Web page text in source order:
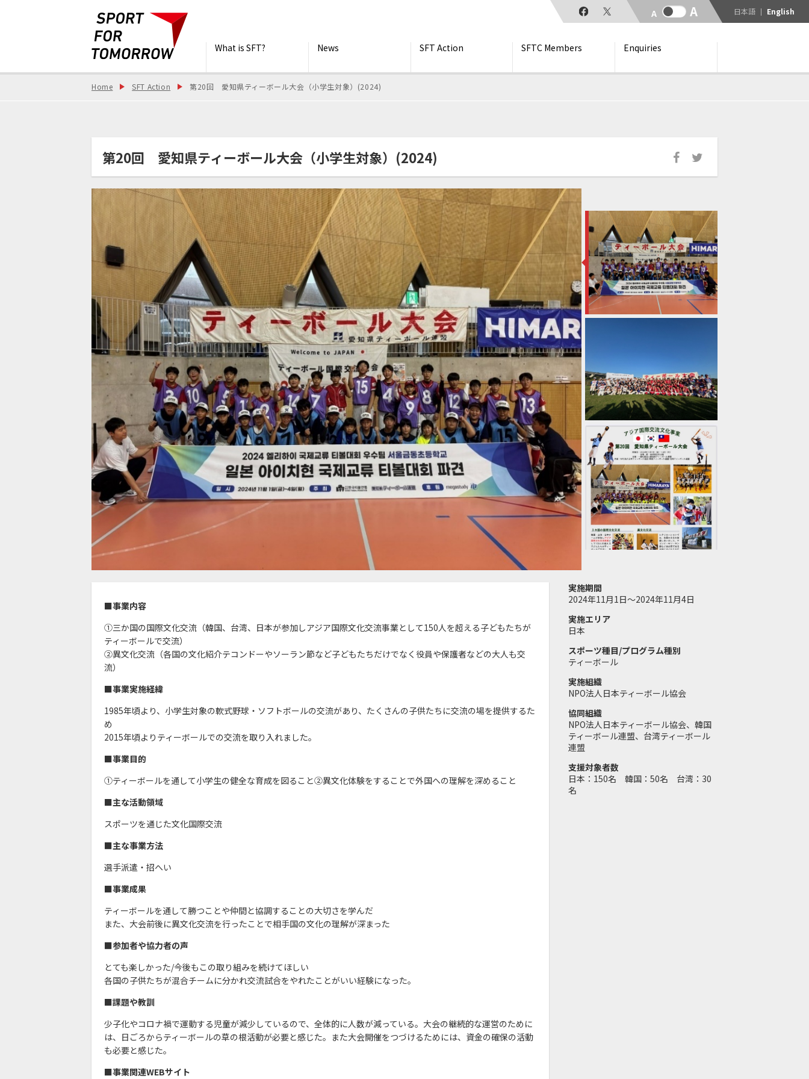
What is SFT? News SFT Action SFTC Members Enquiries
日本語 English
Home SFT Action 第20回 愛知県ティーボール大会（小学生対象）(2024)
第20回 愛知県ティーボール大会（小学生対象）(2024)
■事業内容
①三か国の国際文化交流（韓国、台湾、日本が参加しアジア国際文化交流事業として150人を超える子どもたちが
ティーボールで交流）
②異文化交流（各国の文化紹介テコンドーやソーラン節など子どもたちだけでなく役員や保護者などの大人も交
流）
■事業実施経緯
1985年頃より、小学生対象の軟式野球・ソフトボールの交流があり、たくさんの子供たちに交流の場を提供するた
め
2015年頃よりティーボールでの交流を取り入れました。
■事業目的
①ティーボールを通して小学生の健全な育成を図ること②異文化体験をすることで外国への理解を深めること
■主な活動領域
スポーツを通じた文化国際交流
■主な事業方法
選手派遣・招へい
■事業成果
ティーボールを通して勝つことや仲間と協調することの大切さを学んだ
また、大会前後に異文化交流を行ったことで相手国の文化の理解が深まった
■参加者や協力者の声
とても楽しかった/今後もこの取り組みを続けてほしい
各国の子供たちが混合チームに分かれ交流試合をやれたことがいい経験になった。
■課題や教訓
少子化やコロナ禍で運動する児童が減少しているので、全体的に人数が減っている。大会の継続的な運営のために
は、日ごろからティーボールの草の根活動が必要と感じた。また大会開催をつづけるためには、資金の確保の活動
も必要と感じた。
■事業関連WEBサイト
実施期間
2024年11月1日～2024年11月4日
実施エリア
日本
スポーツ種目/プログラム種別
ティーボール
実施組織
NPO法人日本ティーボール協会
協同組織
NPO法人日本ティーボール協会、韓国
ティーボール連盟、台湾ティーボール
連盟
支援対象者数
日本：150名 韓国：50名 台湾：30
名